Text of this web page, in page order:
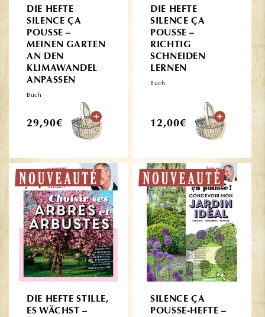
DIE HEFTE
SILENCE ÇA
POUSSE –
MEINEN GARTEN
AN DEN
KLIMAWANDEL
ANPASSEN
Buch
Normaler
29,90€
DIE HEFTE
SILENCE ÇA
POUSSE –
RICHTIG
SCHNEIDEN
LERNEN
Buch
Normaler
12,00€
DIE HEFTE STILLE,
ES WÄCHST –
SILENCE ÇA
POUSSE-HEFTE –